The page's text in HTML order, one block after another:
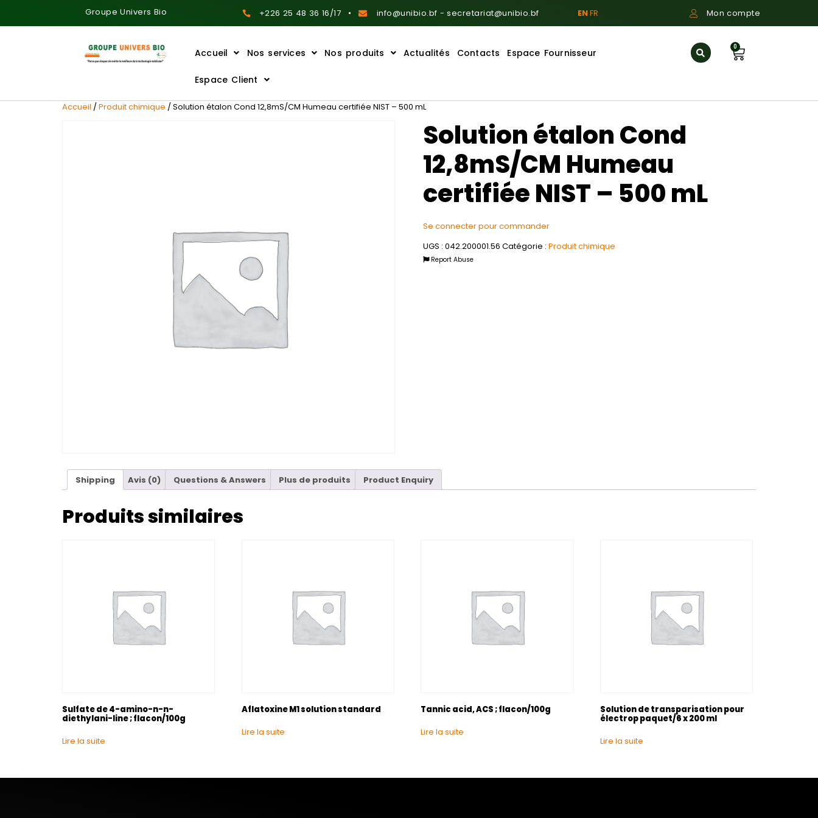
Groupe Univers Bio +226 25 48 36 16/17 info@unibio.bf - secretariat@unibio.bf ENFR Mon compte
Accueil Nos services Nos produits Actualités Contacts Espace Fournisseur
Espace Client
0
Accueil /Produit chimique / Solution étalon Cond 12,8mS/CM Humeau certifiée NIST – 500 mL
Solution étalon Cond
12,8mS/CM Humeau
certifiée NIST – 500 mL
Se connecter pour commander
UGS : 042.200001.56 Catégorie : Produit chimique
Report Abuse
Shipping Avis (0) Questions & Answers Plus de produits Product Enquiry
Produits similaires
Sulfate de 4-amino-n-n-
diethylani-line ; flacon/100g
Lire la suite
Aflatoxine M1 solution standard
Lire la suite
Tannic acid, ACS ; flacon/100g
Lire la suite
Solution de transparisation pour
électrop paquet/6 x 200 ml
Lire la suite